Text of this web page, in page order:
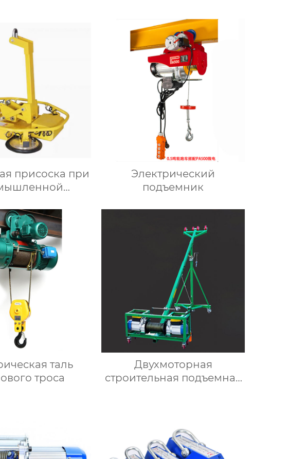
присоска при
Электрический
подъемник
таль
троса
Двухмоторная
строительная подъемная